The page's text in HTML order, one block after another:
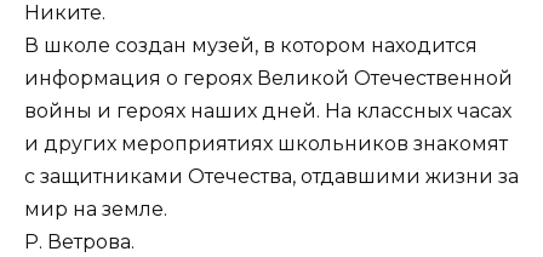
Никите.
В школе создан музей, в котором находится
информация о героях Великой Отечественной
войны и героях наших дней. На классных часах
и других мероприятиях школьников знакомят
с защитниками Отечества, отдавшими жизни за
мир на земле.
Р. Ветрова.